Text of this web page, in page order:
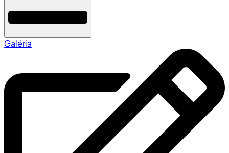
Galéria